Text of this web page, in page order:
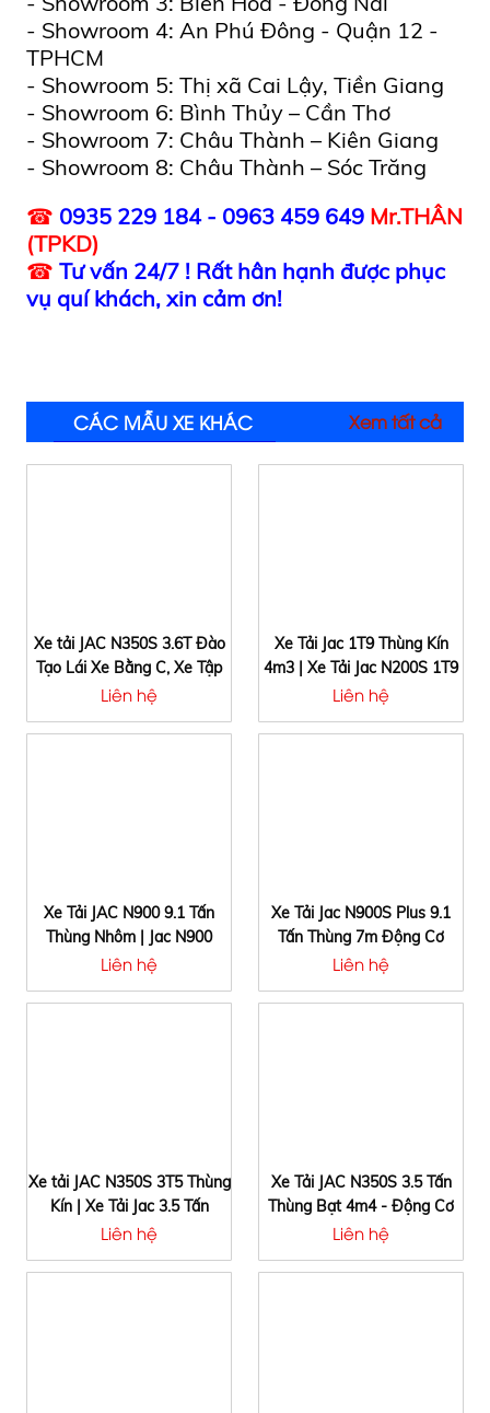
- Showroom 4: An Phú Đông - Quận 12 -
TPHCM
- Showroom 5: Thị xã Cai Lậy, Tiền Giang
- Showroom 6: Bình Thủy – Cần Thơ
- Showroom 7: Châu Thành – Kiên Giang
- Showroom 8: Châu Thành – Sóc Trăng
☎ 0935 229 184 - 0963 459 649 Mr.THÂN
(TPKD)
☎ Tư vấn 24/7 ! Rất hân hạnh được phục
vụ quí khách, xin cảm ơn!
CÁC MẪU XE KHÁC Xem tất cả
Xe tải JAC N350S 3.6T Đào
Tạo Lái Xe Bằng C, Xe Tập
Lái Bằng C, Xe Dạy Lái Bằng
Liên hệ
Xe Tải Jac 1T9 Thùng Kín
4m3 | Xe Tải Jac N200S 1T9
Thùng Kín
Liên hệ
Xe Tải JAC N900 9.1 Tấn
Thùng Nhôm | Jac N900
Thùng Bửng Nhôm
Liên hệ
Xe Tải Jac N900S Plus 9.1
Tấn Thùng 7m Động Cơ
Cummins Mỹ
Liên hệ
Xe tải JAC N350S 3T5 Thùng
Kín | Xe Tải Jac 3.5 Tấn
Thùng Kín
Liên hệ
Xe Tải JAC N350S 3.5 Tấn
Thùng Bạt 4m4 - Động Cơ
Cumins
Liên hệ